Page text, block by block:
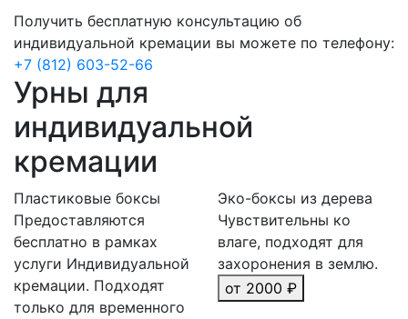
Получить бесплатную консультацию об
индивидуальной кремации вы можете по телефону:
+7 (812) 603-52-66
Урны для
индивидуальной
кремации
Пластиковые боксы
Предоставляются
бесплатно в рамках
услуги Индивидуальной
кремации. Подходят
только для временного
Эко-боксы из дерева
Чувствительны ко
влаге, подходят для
захоронения в землю.
от 2000 ₽